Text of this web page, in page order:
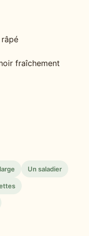
fraîchement
Un saladier